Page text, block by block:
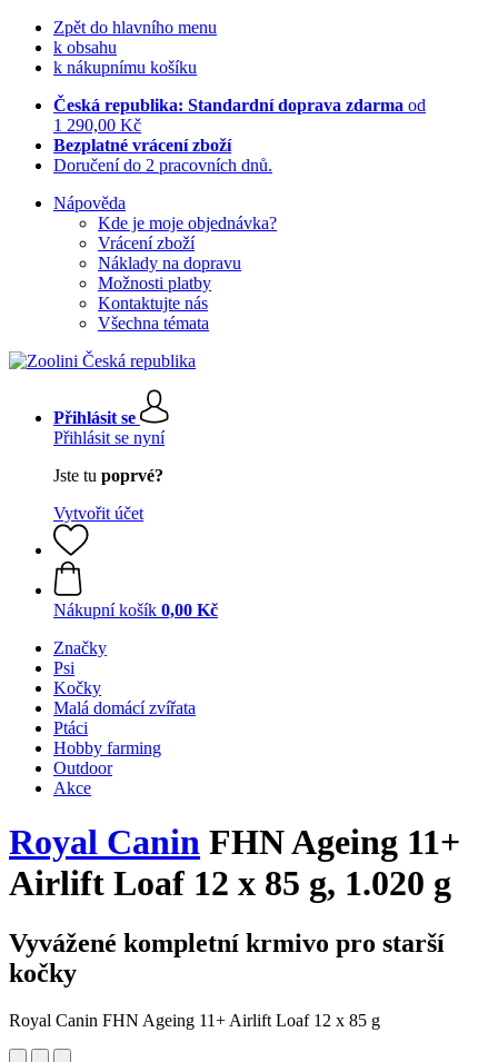
Zpět do hlavního menu
k obsahu
k nákupnímu košíku
Česká republika: Standardní doprava zdarma od
1 290,00 Kč
Bezplatné vrácení zboží
Doručení do 2 pracovních dnů.
Nápověda
Kde je moje objednávka?
Vrácení zboží
Náklady na dopravu
Možnosti platby
Kontaktujte nás
Všechna témata
Přihlásit se
Přihlásit se nyní
Jste tu poprvé?
Vytvořit účet
Nákupní košík 0,00 Kč
Značky
Psi
Kočky
Malá domácí zvířata
Ptáci
Hobby farming
Outdoor
Akce
Royal Canin FHN Ageing 11+
Airlift Loaf 12 x 85 g, 1.020 g
Vyvážené kompletní krmivo pro starší
kočky
Royal Canin FHN Ageing 11+ Airlift Loaf 12 x 85 g